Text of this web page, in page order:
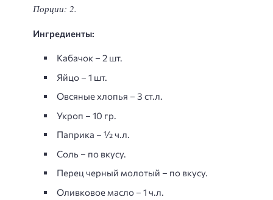
Порции: 2.
Ингредиенты:
Кабачок – 2 шт.
Яйцо – 1 шт.
Овсяные хлопья – 3 ст.л.
Укроп – 10 гр.
Паприка – ½ ч.л.
Соль – по вкусу.
Перец черный молотый – по вкусу.
Оливковое масло – 1 ч.л.